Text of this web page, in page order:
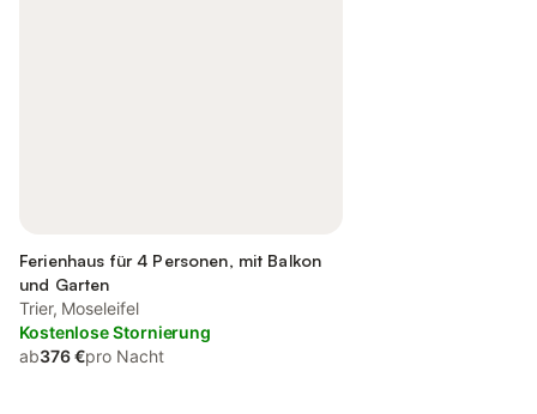
Ferienhaus für 4 Personen, mit Balkon
und Garten
Trier, Moseleifel
Kostenlose Stornierung
ab376 €pro Nacht